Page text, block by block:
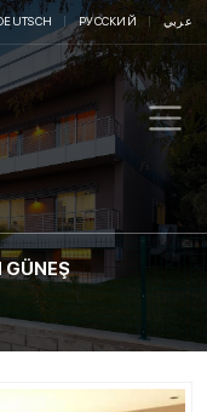
РУССКИЙ عربي
GÜNEŞ